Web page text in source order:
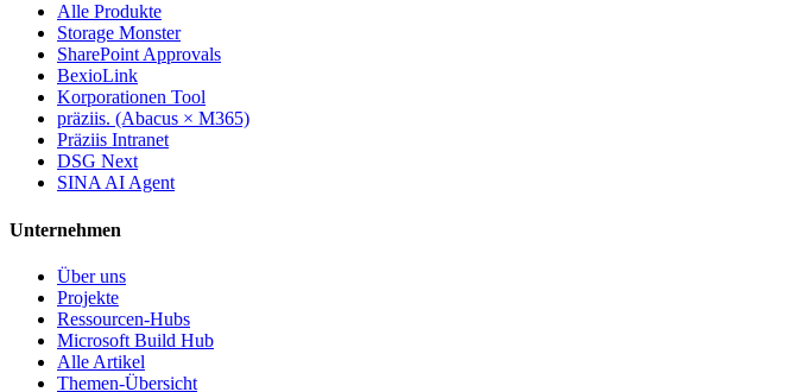
Alle Produkte
Storage Monster
SharePoint Approvals
BexioLink
Korporationen Tool
präziis. (Abacus × M365)
Präziis Intranet
DSG Next
SINA AI Agent
Unternehmen
Über uns
Projekte
Ressourcen-Hubs
Microsoft Build Hub
Alle Artikel
Themen-Übersicht